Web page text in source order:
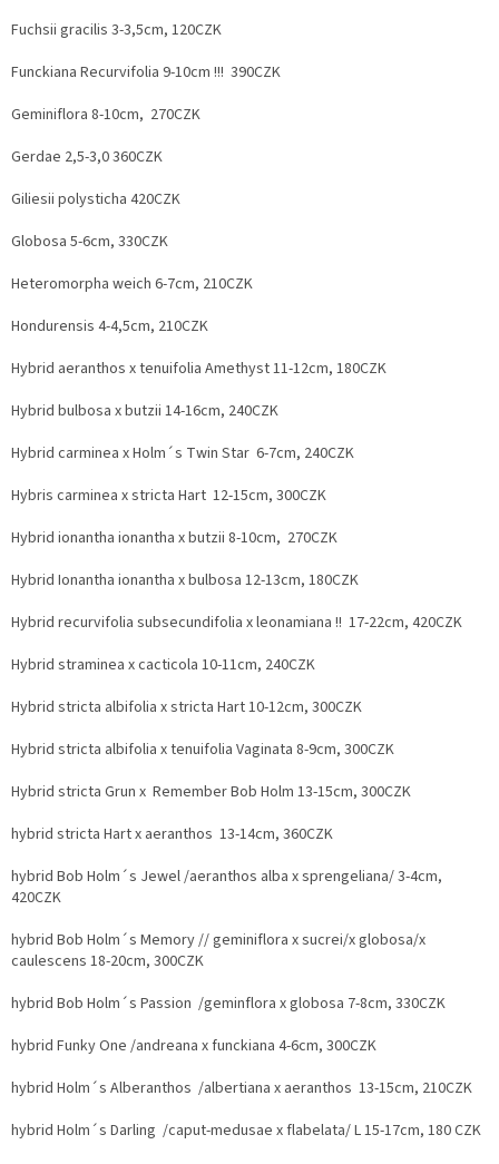
Fuchsii gracilis 3-3,5cm, 120CZK
Funckiana Recurvifolia 9-10cm !!! 390CZK
Geminiflora 8-10cm, 270CZK
Gerdae 2,5-3,0 360CZK
Giliesii polysticha 420CZK
Globosa 5-6cm, 330CZK
Heteromorpha weich 6-7cm, 210CZK
Hondurensis 4-4,5cm, 210CZK
Hybrid aeranthos x tenuifolia Amethyst 11-12cm, 180CZK
Hybrid bulbosa x butzii 14-16cm, 240CZK
Hybrid carminea x Holm´s Twin Star 6-7cm, 240CZK
Hybris carminea x stricta Hart 12-15cm, 300CZK
Hybrid ionantha ionantha x butzii 8-10cm, 270CZK
Hybrid Ionantha ionantha x bulbosa 12-13cm, 180CZK
Hybrid recurvifolia subsecundifolia x leonamiana !! 17-22cm, 420CZK
Hybrid straminea x cacticola 10-11cm, 240CZK
Hybrid stricta albifolia x stricta Hart 10-12cm, 300CZK
Hybrid stricta albifolia x tenuifolia Vaginata 8-9cm, 300CZK
Hybrid stricta Grun x Remember Bob Holm 13-15cm, 300CZK
hybrid stricta Hart x aeranthos 13-14cm, 360CZK
hybrid Bob Holm´s Jewel /aeranthos alba x sprengeliana/ 3-4cm,
420CZK
hybrid Bob Holm´s Memory // geminiflora x sucrei/x globosa/x
caulescens 18-20cm, 300CZK
hybrid Bob Holm´s Passion /geminflora x globosa 7-8cm, 330CZK
hybrid Funky One /andreana x funckiana 4-6cm, 300CZK
hybrid Holm´s Alberanthos /albertiana x aeranthos 13-15cm, 210CZK
hybrid Holm´s Darling /caput-medusae x flabelata/ L 15-17cm, 180 CZK